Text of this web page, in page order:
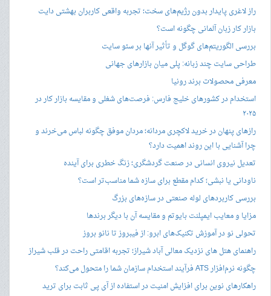
راز لاغری پایدار بدون رژیم‌های سخت؛ تجربه واقعی کاربران بهشتی دایت
بازار کار زبان آلمانی چگونه است؟
بررسی الگوریتم‌های گوگل و تأثیر آنها بر سئو سایت
طراحی سایت چند زبانه: پلی میان بازارهای جهانی
معرفی محصولات برند رونیا
استخدام در کشورهای خلیج فارس: فرصت‌های شغلی و مقایسه بازار کار در
۲۰۲۵
رازهای پنهان در خرید لاکچری مردانه؛ مردان موفق چگونه لباس می‌خرند و
چرا آشنایی با این روند اهمیت دارد؟
تعدیل نیروی انسانی در صنعت گردشگری؛ زنگ خطری برای آینده
ناودانی یا نبشی؛ کدام مقطع برای سازه شما مناسب‌تر است؟
بررسی کاربردهای لوله صنعتی در سازه‌های بزرگ
مزایا و معایب ایمپلنت بایوتم و مقایسه آن با دیگر برندها
تحولی نو در آموزش تکنیک‌های ابرو: از فیبروز تا نانو بروز
راهنمای هتل های نزدیک معالی آباد شیراز؛ تجربه اقامتی راحت در قلب شیراز
چگونه نرم‌افزار ATS فرآیند استخدام سازمان شما را متحول می‌کند؟
راهکارهای نوین برای افزایش امنیت در استفاده از آی پی ثابت برای ترید